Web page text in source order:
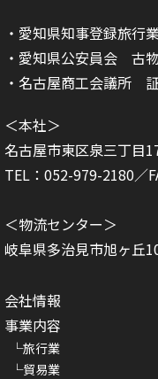
・愛知県知事登録旅
・愛知県公安員会 古
・名古屋商工会議所
＜本社＞
名古屋市東区泉三丁
TEL：052-979-2180／
＜物流センター＞
岐阜県多治見市旭ヶ丘
会社情報
事業内容
旅行業
貿易業